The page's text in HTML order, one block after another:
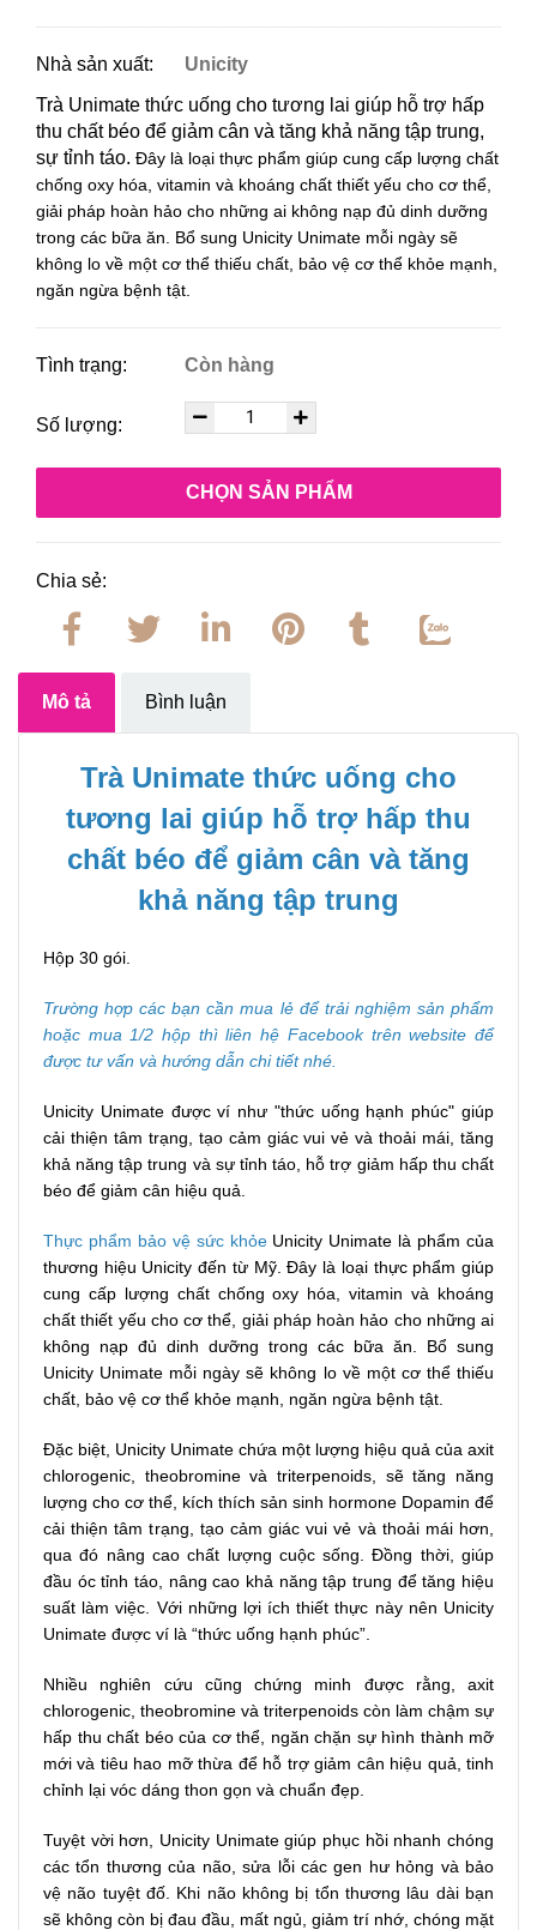
Nhà sản xuất:
Unicity
Trà Unimate thức uống cho tương lai giúp hỗ trợ hấp
thu chất béo để giảm cân và tăng khả năng tập trung,
sự tỉnh táo. Đây là loại thực phẩm giúp cung cấp lượng chất
chống oxy hóa, vitamin và khoáng chất thiết yếu cho cơ thể,
giải pháp hoàn hảo cho những ai không nạp đủ dinh dưỡng
trong các bữa ăn. Bổ sung Unicity Unimate mỗi ngày sẽ
không lo về một cơ thể thiếu chất, bảo vệ cơ thể khỏe mạnh,
ngăn ngừa bệnh tật.
Tình trạng: Còn hàng
Số lượng:
CHỌN SẢN PHẨM
Chia sẻ:
Mô tả Bình luận
Trà Unimate thức uống cho
tương lai giúp hỗ trợ hấp thu
chất béo để giảm cân và tăng
khả năng tập trung
Hộp 30 gói.
Trường hợp các bạn cần mua lẻ để trải nghiệm sản phẩm
hoặc mua 1/2 hộp thì liên hệ Facebook trên website để
được tư vấn và hướng dẫn chi tiết nhé.
Unicity Unimate được ví như "thức uống hạnh phúc" giúp
cải thiện tâm trạng, tạo cảm giác vui vẻ và thoải mái, tăng
khả năng tập trung và sự tỉnh táo, hỗ trợ giảm hấp thu chất
béo để giảm cân hiệu quả.
Thực phẩm bảo vệ sức khỏeUnicity Unimate là phẩm của
thương hiệu Unicity đến từ Mỹ. Đây là loại thực phẩm giúp
cung cấp lượng chất chống oxy hóa, vitamin và khoáng
chất thiết yếu cho cơ thể, giải pháp hoàn hảo cho những ai
không nạp đủ dinh dưỡng trong các bữa ăn. Bổ sung
Unicity Unimate mỗi ngày sẽ không lo về một cơ thể thiếu
chất, bảo vệ cơ thể khỏe mạnh, ngăn ngừa bệnh tật.
Đặc biệt, Unicity Unimate chứa một lượng hiệu quả của axit
chlorogenic, theobromine và triterpenoids, sẽ tăng năng
lượng cho cơ thể, kích thích sản sinh hormone Dopamin để
cải thiện tâm trạng, tạo cảm giác vui vẻ và thoải mái hơn,
qua đó nâng cao chất lượng cuộc sống. Đồng thời, giúp
đầu óc tỉnh táo, nâng cao khả năng tập trung để tăng hiệu
suất làm việc. Với những lợi ích thiết thực này nên Unicity
Unimate được ví là “thức uống hạnh phúc”.
Nhiều nghiên cứu cũng chứng minh được rằng, axit
chlorogenic, theobromine và triterpenoids còn làm chậm sự
hấp thu chất béo của cơ thể, ngăn chặn sự hình thành mỡ
mới và tiêu hao mỡ thừa để hỗ trợ giảm cân hiệu quả, tinh
chỉnh lại vóc dáng thon gọn và chuẩn đẹp.
Tuyệt vời hơn, Unicity Unimate giúp phục hồi nhanh chóng
các tổn thương của não, sửa lỗi các gen hư hỏng và bảo
vệ não tuyệt đố. Khi não không bị tổn thương lâu dài bạn
sẽ không còn bị đau đầu, mất ngủ, giảm trí nhớ, chóng mặt